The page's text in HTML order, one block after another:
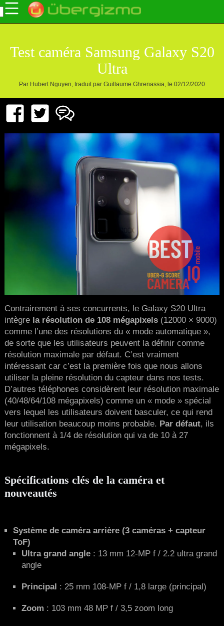
Test caméra Samsung Galaxy S20
Ultra
Par Hubert Nguyen, traduit par Guillaume Ghrenassia, le 02/12/2020
Contrairement à ses concurrents, le Galaxy S20 Ultra
intègre la résolution de 108 mégapixels(12000 × 9000)
comme l’une des résolutions du « mode automatique »,
de sorte que les utilisateurs peuvent la définir comme
résolution maximale par défaut. C’est vraiment
intéressant car c’est la première fois que nous allons
utiliser la pleine résolution du capteur dans nos tests.
D’autres téléphones considèrent leur résolution maximale
(40/48/64/108 mégapixels) comme un « mode » spécial
vers lequel les utilisateurs doivent basculer, ce qui rend
leur utilisation beaucoup moins probable. Par défaut, ils
fonctionnent à 1/4 de résolution qui va de 10 à 27
mégapixels.
Spécifications clés de la caméra et
nouveautés
Système de caméra arrière (3 caméras + capteur
ToF)
Ultra grand angle: 13 mm 12-MP f / 2.2 ultra grand
angle
Principal : 25 mm 108-MP f / 1,8 large (principal)
Zoom : 103 mm 48 MP f / 3,5 zoom long